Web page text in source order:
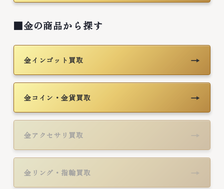
■金の商品から探す
金インゴット買取 →
金コイン・金貨買取 →
金アクセサリ買取 →
金リング・指輪買取 →